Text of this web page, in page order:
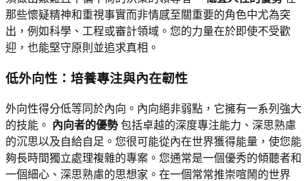
那些懷疑精神和重視事實而非情感至關重要的角色中尤為突
出，例如科學、工程或審計領域。您的力量在於即使不受歡
迎，也能堅守原則並追求真相。
低外向性：培養專注與內在韌性
外向性得分低等同於內向。內向絕非弱點，它擁有一系列強大
的技能。 內向者的優勢包括卓越的深度專注能力、深思熟慮
的沉思以及自給自足。您很可能從內在世界獲得能量，使您能
夠長時間獨立處理複雜的專案。您通常是一個優秀的傾聽者和
一個細心、深思熟慮的思想家。在一個常常推崇喧鬧的世界